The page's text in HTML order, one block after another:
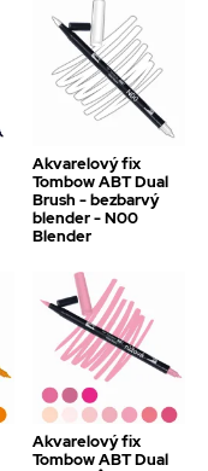
Akvarelový fix
Tombow ABT Dual
Brush - bezbarvý
blender - N00
Blender
Akvarelový fix
Tombow ABT Dual